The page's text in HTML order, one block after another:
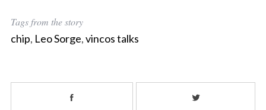
Tags from the story
chip, Leo Sorge,vincos talks
a
r